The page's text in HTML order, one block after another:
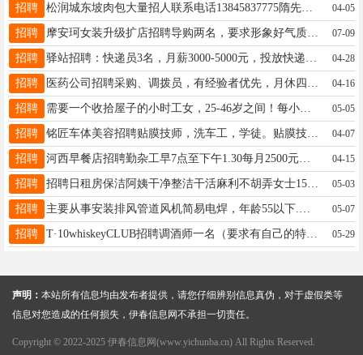
招聘 松润城东坡肉包大量招人联系电话13845837775隋先生16664585559 04-05
招聘 摩安珂女装升级扩店招聘导购两名，要求形象好气质佳有经验优先，年龄20-40岁，上下午倒班工作轻松不累李19604580990 07-09
招聘 04-28
招聘 04-16
招聘 需要一个收拾屋子的小时工女，25-46岁之间！每小时20元！屋子不脏简单擦一擦！几个小时活！地点乌马河！李先生16645833339 05-05
招聘 铭匠车体美容招聘贴膜技师，洗车工，学徒。贴膜技师底薪7000+高额提成。洗车工3500+提成，每天最多只接12台车，活少不累。年龄不限，性别不限，有经验者优先。早八晚六，管一顿饭，有带薪休息店内环境好，不潮不冷。有意者欢迎致电。刘先生15214588458 04-07
招聘 河西早餐店招聘勤杂工早7点至下午1.30每月2500元招聘勤杂工早5.30至下午1.30每月3000元以上人员要求干活干净利落长期稳定工作短期勿扰活好干供两餐伙食好才女15094597330 04-15
招聘 招聘日租房保洁阿姨干净整洁干活麻利不胡弄女士15704589995 05-03
招聘 05-07
招聘 T·10whiskeyCLUB​​招聘调酒师一名（要求有自己的特调）​薪资待遇：面议TEL：​18645838855韩先生18645838855 05-29
声明： 本站所有信息均由发布者提供，请您仔细辨别信息真伪，对于虚假类等
信息对您造成的任何损失，伊春信息网不承担一切责任。
Copyright © 2022-2025 伊春信息网(www.yichunba.cn) All Rights Reserved.